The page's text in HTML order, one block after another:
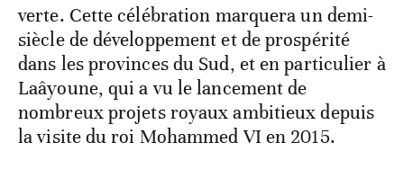
verte. Cette célébration marquera un demi-
siècle de développement et de prospérité
dans les provinces du Sud, et en particulier à
Laâyoune, qui a vu le lancement de
nombreux projets royaux ambitieux depuis
la visite du roi Mohammed VI en 2015.